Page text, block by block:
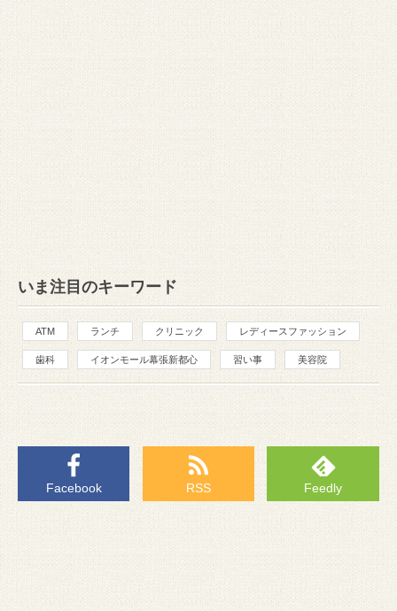
いま注目のキーワード
ATM ランチ クリニック レディースファッション
歯科 イオンモール幕張新都心 習い事 美容院
Facebook RSS Feedly